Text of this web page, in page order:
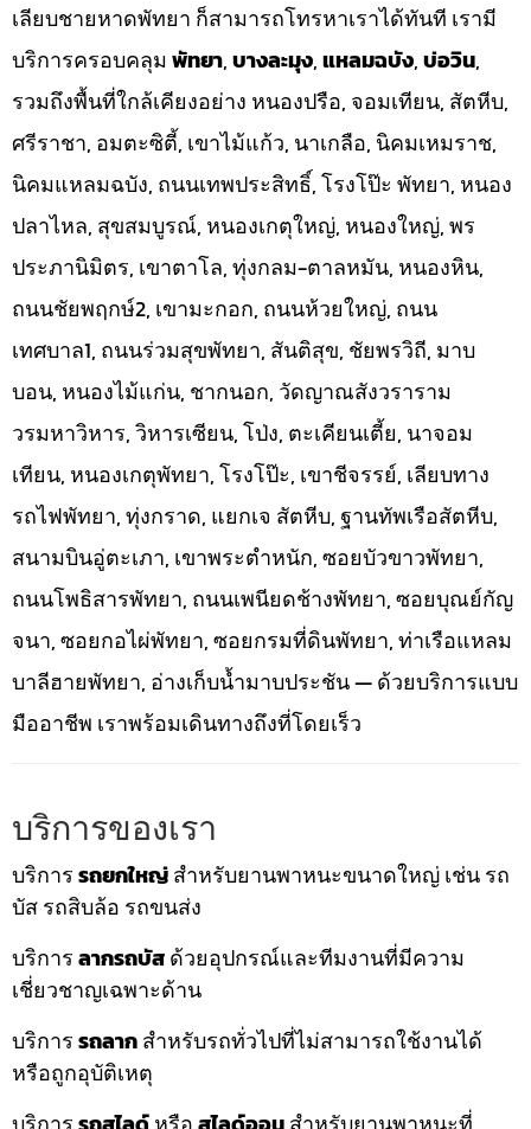
เลียบชายหาดพัทยา ก็สามารถโทรหาเราได้ทันที เรามี
บริการครอบคลุมพัทยา,บางละมุง,แหลมฉบัง,บ่อวิน,
รวมถึงพื้นที่ใกล้เคียงอย่าง หนองปรือ, จอมเทียน, สัตหีบ,
ศรีราชา, อมตะซิตี้, เขาไม้แก้ว, นาเกลือ, นิคมเหมราช,
นิคมแหลมฉบัง, ถนนเทพประสิทธิ์, โรงโป๊ะ พัทยา, หนอง
ปลาไหล, สุขสมบูรณ์, หนองเกตุใหญ่, หนองใหญ่, พร
ประภานิมิตร, เขาตาโล, ทุ่งกลม-ตาลหมัน, หนองหิน,
ถนนชัยพฤกษ์2, เขามะกอก, ถนนห้วยใหญ่, ถนน
เทศบาล1, ถนนร่วมสุขพัทยา, สันติสุข, ชัยพรวิถี, มาบ
บอน, หนองไม้แก่น, ชากนอก, วัดญาณสังวราราม
วรมหาวิหาร, วิหารเซียน, โป่ง, ตะเคียนเตี้ย, นาจอม
เทียน, หนองเกตุพัทยา, โรงโป๊ะ, เขาชีจรรย์, เลียบทาง
รถไฟพัทยา, ทุ่งกราด, แยกเจ สัตหีบ, ฐานทัพเรือสัตหีบ,
สนามบินอู่ตะเภา, เขาพระตำหนัก, ซอยบัวขาวพัทยา,
ถนนโพธิสารพัทยา, ถนนเพนียดช้างพัทยา, ซอยบุณย์กัญ
จนา, ซอยกอไผ่พัทยา, ซอยกรมที่ดินพัทยา, ท่าเรือแหลม
บาลีฮายพัทยา, อ่างเก็บน้ำมาบประชัน — ด้วยบริการแบบ
มืออาชีพ เราพร้อมเดินทางถึงที่โดยเร็ว
บริการของเรา
บริการรถยกใหญ่สำหรับยานพาหนะขนาดใหญ่ เช่น รถ
บัส รถสิบล้อ รถขนส่ง
บริการลากรถบัสด้วยอุปกรณ์และทีมงานที่มีความ
เชี่ยวชาญเฉพาะด้าน
บริการรถลากสำหรับรถทั่วไปที่ไม่สามารถใช้งานได้
หรือถูกอุบัติเหตุ